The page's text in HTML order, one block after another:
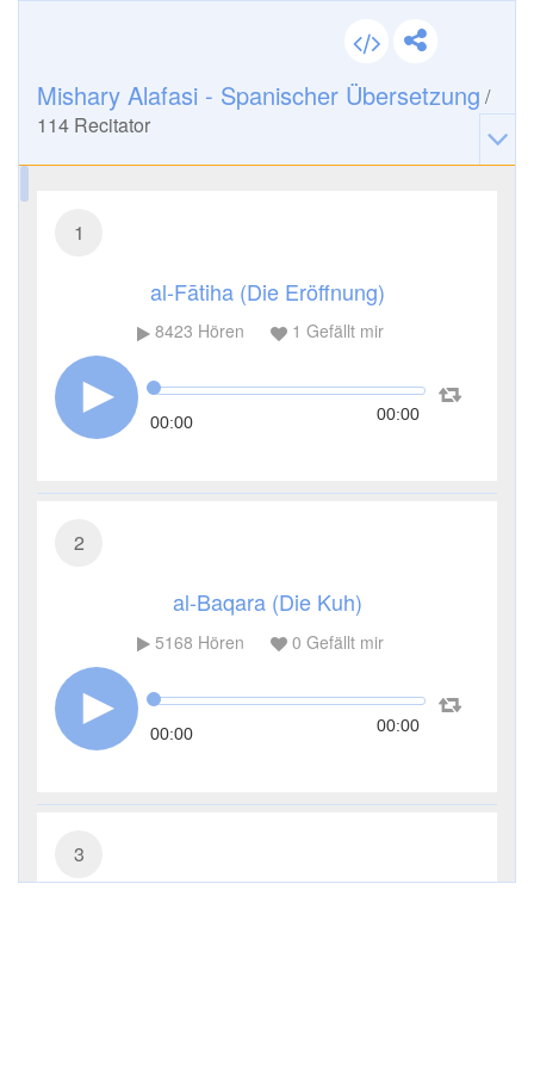
Mishary Alafasi - Spanischer Übersetzung /
114 Recitator
1
al-Fātiha (Die Eröffnung)
8423 Hören 1 Gefällt mir
00:00 00:00
2
al-Baqara (Die Kuh)
5168 Hören 0 Gefällt mir
00:00 00:00
3